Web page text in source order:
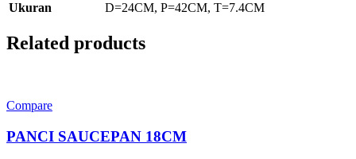
Ukuran D=24CM, P=42CM, T=7.4CM
Related products
Compare
PANCI SAUCEPAN 18CM